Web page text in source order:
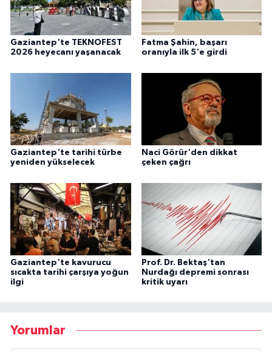
Gaziantep'te TEKNOFEST
2026 heyecanı yaşanacak
Fatma Şahin, başarı
oranıyla ilk 5'e girdi
Gaziantep'te tarihi türbe
yeniden yükselecek
Naci Görür'den dikkat
çeken çağrı
Gaziantep'te kavurucu
sıcakta tarihi çarşıya yoğun
ilgi
Prof. Dr. Bektaş'tan
Nurdağı depremi sonrası
kritik uyarı
Yorumlar